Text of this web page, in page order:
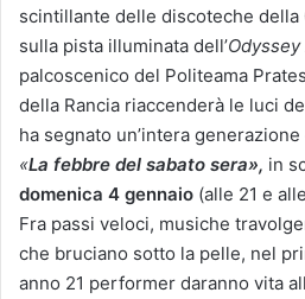
scintillante delle discoteche della
sulla pista illuminata dell’Odyssey
palcoscenico del Politeama
della Rancia riaccenderà le luci
ha segnato un’intera
«La febbre del sabato sera», in
domenica 4 gennaio (alle 21 e
Fra passi veloci, musiche
che bruciano sotto la pelle, nel
anno 21 performer daranno vita